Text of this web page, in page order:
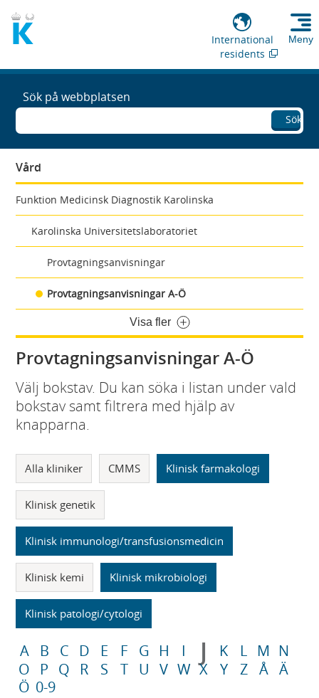
International
residents
Meny
Sök på webbplatsen
Sök
Vård
Funktion Medicinsk Diagnostik Karolinska
Karolinska Universitetslaboratoriet
Provtagningsanvisningar
Provtagningsanvisningar A-Ö
Visa fler
Provtagningsanvisningar A-Ö
Välj bokstav. Du kan söka i listan under vald
bokstav samt filtrera med hjälp av
knapparna.
Alla kliniker CMMS Klinisk farmakologi
Klinisk genetik
Klinisk immunologi/transfusionsmedicin
Klinisk kemi Klinisk mikrobiologi
Klinisk patologi/cytologi
A B C D E F G H I J K L M N
O
P Q R S T U V W X Y Z Å Ä
Ö 0-9